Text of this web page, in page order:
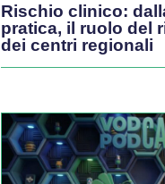
Rischio clinico:
pratica, il ruolo del
dei centri regionali